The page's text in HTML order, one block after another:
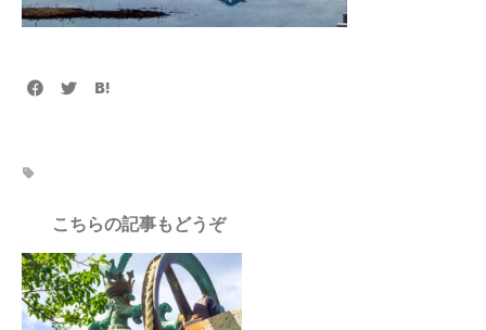
こちらの記事もどうぞ